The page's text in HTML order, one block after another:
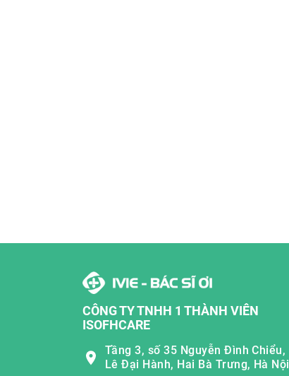
CÔNG TY TNHH 1 THÀNH VIÊN
ISOFHCARE
Tầng 3, số 35 Nguyễn Đình Chiểu,
Lê Đại Hành, Hai Bà Trưng, Hà Nội